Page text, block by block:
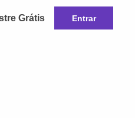
Grátis Entrar